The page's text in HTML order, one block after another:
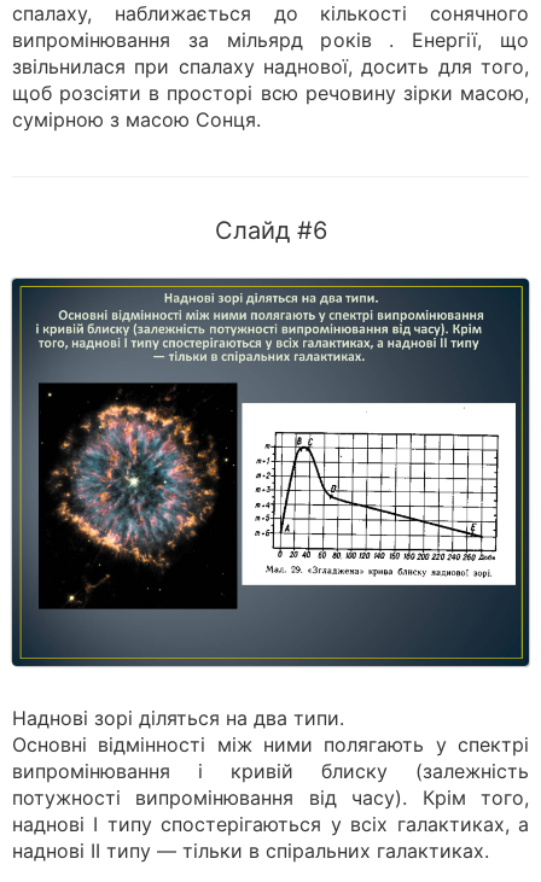
спалаху, наближається до кількості сонячного
випромінювання за мільярд років . Енергії, що
звільнилася при спалаху наднової, досить для того,
щоб розсіяти в просторі всю речовину зірки масою,
сумірною з масою Сонця.
Слайд #6
Наднові зорі діляться на два типи.
Основні відмінності між ними полягають у спектрі
випромінювання і кривій блиску (залежність
потужності випромінювання від часу). Крім того,
наднові І типу спостерігаються у всіх галактиках, а
наднові II типу — тільки в спіральних галактиках.